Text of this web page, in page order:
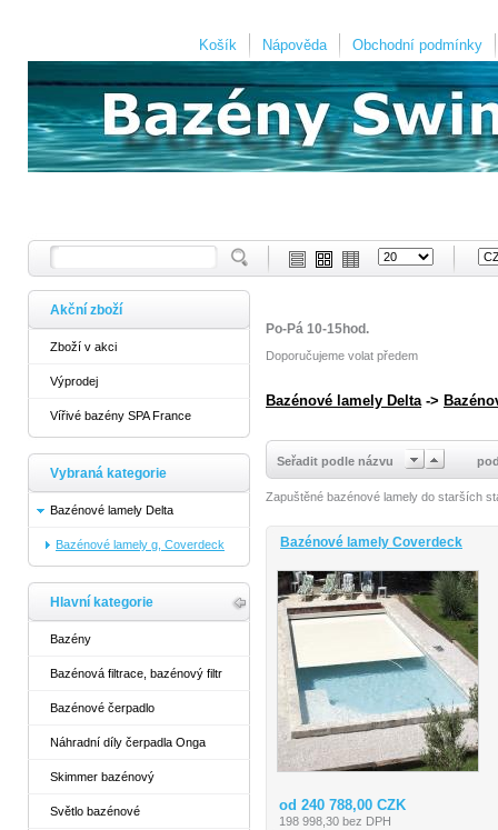
Obchodní podmínky
Nápověda
Košík
Akční zboží
Zboží v akci
Výprodej
Vířivé bazény SPA France
Vybraná kategorie
Bazénové lamely Delta
Bazénové lamely g, Coverdeck
Hlavní kategorie
Bazény
Bazénová filtrace, bazénový filtr
Bazénové čerpadlo
Náhradní díly čerpadla Onga
Skimmer bazénový
Světlo bazénové
Po-Pá 10-15hod.
Doporučujeme volat předem
Bazénové lamely Delta->
Seřadit podle názvu
Zapuštěné bazénové lamely do starších
Bazénové lamely Coverdeck
od 240 788,00 CZK
198 998,30 bez DPH